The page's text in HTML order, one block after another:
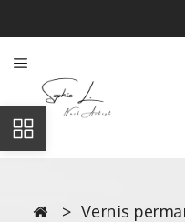
Vernis